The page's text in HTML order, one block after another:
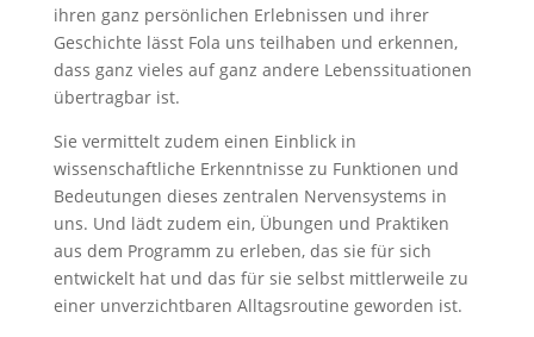
ihren ganz persönlichen Erlebnissen und ihrer
Geschichte lässt Fola uns teilhaben und erkennen,
dass ganz vieles auf ganz andere Lebenssituationen
übertragbar ist.
Sie vermittelt zudem einen Einblick in
wissenschaftliche Erkenntnisse zu Funktionen und
Bedeutungen dieses zentralen Nervensystems in
uns. Und lädt zudem ein, Übungen und Praktiken
aus dem Programm zu erleben, das sie für sich
entwickelt hat und das für sie selbst mittlerweile zu
einer unverzichtbaren Alltagsroutine geworden ist.